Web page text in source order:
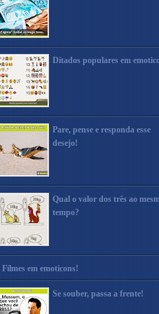
Ditados populares em
Pare, pense e responda esse
desejo!
Qual o valor dos três ao
tempo?
Filmes em emoticons!
Se souber, passa a frente!